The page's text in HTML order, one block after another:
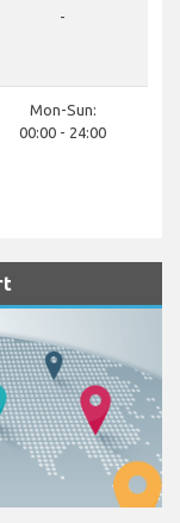
-
Mon-Sun:
00:00 - 24:00